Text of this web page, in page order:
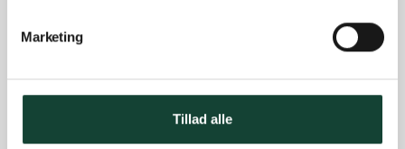
Marketing
Tillad alle
98 92 15 83
Se alle vores lokationer